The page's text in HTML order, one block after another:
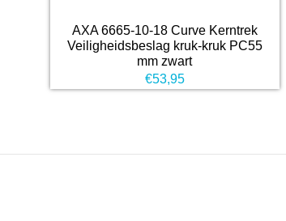
AXA 6665-10-18 Curve Kerntrek
Veiligheidsbeslag kruk-kruk PC55
mm zwart
€53,95